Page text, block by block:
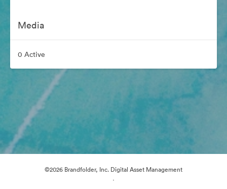
Media
0 Active
©2026 Brandfolder, Inc. Digital Asset Management
·